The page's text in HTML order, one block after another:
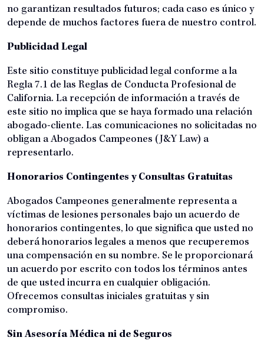
no garantizan resultados futuros; cada caso es único y
depende de muchos factores fuera de nuestro control.
Publicidad Legal
Este sitio constituye publicidad legal conforme a la
Regla 7.1 de las Reglas de Conducta Profesional de
California. La recepción de información a través de
este sitio no implica que se haya formado una relación
abogado-cliente. Las comunicaciones no solicitadas no
obligan a Abogados Campeones (J&Y Law) a
representarlo.
Honorarios Contingentes y Consultas Gratuitas
Abogados Campeones generalmente representa a
víctimas de lesiones personales bajo un acuerdo de
honorarios contingentes, lo que significa que usted no
deberá honorarios legales a menos que recuperemos
una compensación en su nombre. Se le proporcionará
un acuerdo por escrito con todos los términos antes
de que usted incurra en cualquier obligación.
Ofrecemos consultas iniciales gratuitas y sin
compromiso.
Sin Asesoría Médica ni de Seguros